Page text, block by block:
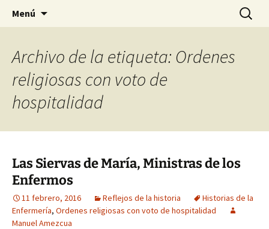
Gomeres
Historia, cultura y pensamiento
Menú Buscar:
Archivo de la etiqueta: Ordenes
religiosas con voto de
hospitalidad
Las Siervas de María, Ministras de los
Enfermos
11 febrero, 2016 Reflejos de la historia
Historias de la
Enfermería, Ordenes religiosas con voto de hospitalidad
Manuel Amezcua